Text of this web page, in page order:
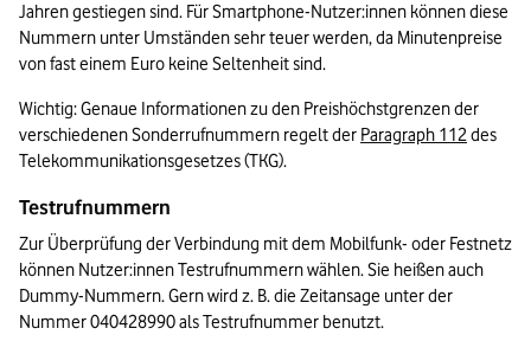
Jahren gestiegen sind. Für Smartphone-Nutzer:innen können diese
Nummern unter Umständen sehr teuer werden, da Minutenpreise
von fast einem Euro keine Seltenheit sind.
Wichtig: Genaue Informationen zu den Preishöchstgrenzen der
verschiedenen Sonderrufnummern regelt der Paragraph 112 des
Telekommunikationsgesetzes (TKG).
Testrufnummern
Zur Überprüfung der Verbindung mit dem Mobilfunk- oder Festnetz
können Nutzer:innen Testrufnummern wählen. Sie heißen auch
Dummy-Nummern. Gern wird z. B. die Zeitansage unter der
Nummer 040428990 als Testrufnummer benutzt.